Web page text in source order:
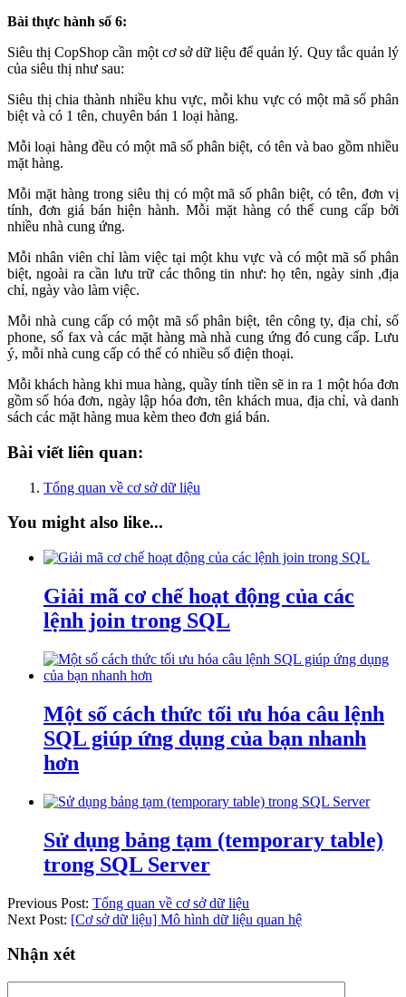
Bài thực hành số 6:
Siêu thị CopShop cần một cơ sở dữ liệu để quản lý. Quy tắc quản lý
của siêu thị như sau:
Siêu thị chia thành nhiều khu vực, mỗi khu vực có một mã số phân
biệt và có 1 tên, chuyên bán 1 loại hàng.
Mỗi loại hàng đều có một mã số phân biệt, có tên và bao gồm nhiều
mặt hàng.
Mỗi mặt hàng trong siêu thị có một mã số phân biệt, có tên, đơn vị
tính, đơn giá bán hiện hành. Mỗi mặt hàng có thể cung cấp bởi
nhiều nhà cung ứng.
Mỗi nhân viên chỉ làm việc tại một khu vực và có một mã số phân
biệt, ngoài ra cần lưu trữ các thông tin như: họ tên, ngày sinh ,địa
chỉ, ngày vào làm việc.
Mỗi nhà cung cấp có một mã số phân biệt, tên công ty, địa chỉ, số
phone, số fax và các mặt hàng mà nhà cung ứng đó cung cấp. Lưu
ý, mỗi nhà cung cấp có thể có nhiều số điện thoại.
Mỗi khách hàng khi mua hàng, quầy tính tiền sẽ in ra 1 một hóa đơn
gồm số hóa đơn, ngày lập hóa đơn, tên khách mua, địa chỉ, và danh
sách các mặt hàng mua kèm theo đơn giá bán.
Bài viết liên quan:
Tổng quan về cơ sở dữ liệu
You might also like...
Giải mã cơ chế hoạt động của các
lệnh join trong SQL
Một số cách thức tối ưu hóa câu lệnh
SQL giúp ứng dụng của bạn nhanh
hơn
Sử dụng bảng tạm (temporary table)
trong SQL Server
Previous Post: Tổng quan về cơ sở dữ liệu
Next Post: [Cơ sở dữ liệu] Mô hình dữ liệu quan hệ
Nhận xét